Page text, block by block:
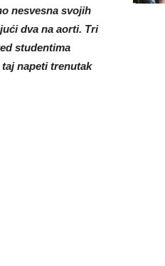
nesvesna svojih
dva na aorti. Tri
studentima
napeti trenutak